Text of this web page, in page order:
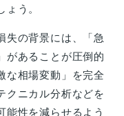
う。
失の背景には、「急
があることが圧倒的
な相場変動」を完全
クニカル分析などを
能性を減らせるよう